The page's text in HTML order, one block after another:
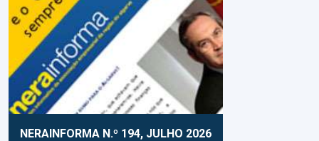
NERAINFORMA N.º 194, JULHO 2026